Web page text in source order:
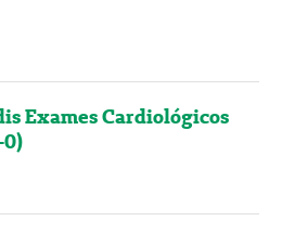
Exames Cardiológicos
0)